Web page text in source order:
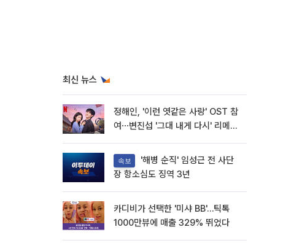
최신 뉴스
정해인, '이런 엿같은 사랑' OST 참
여⋯변진섭 '그대 내게 다시' 리메이
속보
장 항소심도 징역 3년
카디비가 선택한 '미샤 BB'…틱톡
1000만뷰에 매출 329% 뛰었다